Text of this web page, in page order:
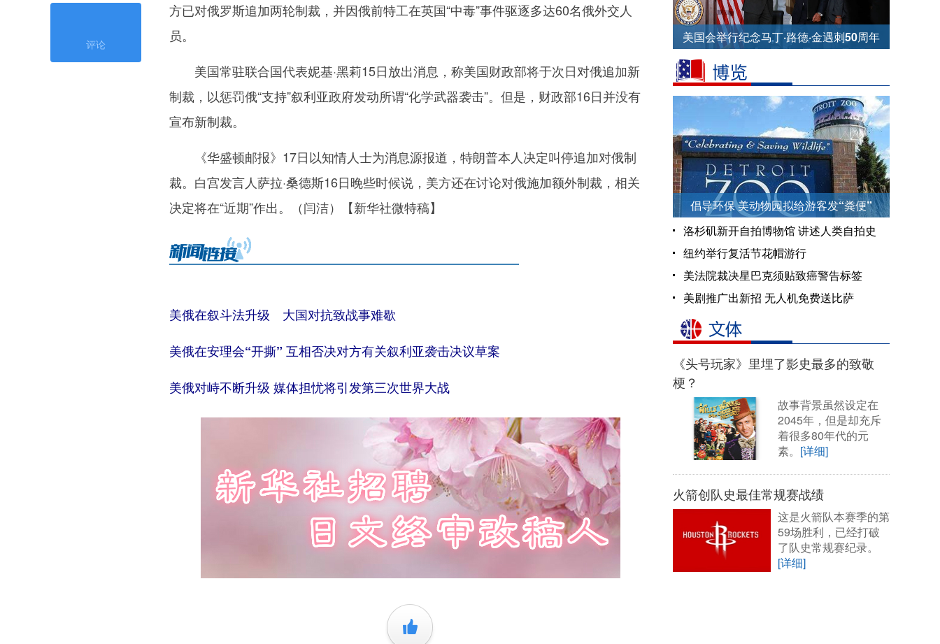
评论
方已对俄罗斯追加两轮制裁，并因俄前特工在英国“中毒”事件驱逐多达60名俄外交人
员。
美国常驻联合国代表妮基·黑莉15日放出消息，称美国财政部将于次日对俄追加新
制裁，以惩罚俄“支持”叙利亚政府发动所谓“化学武器袭击”。但是，财政部16日并没有
宣布新制裁。
《华盛顿邮报》17日以知情人士为消息源报道，特朗普本人决定叫停追加对俄制
裁。白宫发言人萨拉·桑德斯16日晚些时候说，美方还在讨论对俄施加额外制裁，相关
决定将在“近期”作出。（闫洁）【新华社微特稿】
美俄在叙斗法升级 大国对抗致战事难歇
美俄在安理会“开撕” 互相否决对方有关叙利亚袭击决议草案
美俄对峙不断升级 媒体担忧将引发第三次世界大战
+1
美国会举行纪念马丁·路德·金遇刺50周年
倡导环保 美动物园拟给游客发“粪便”
洛杉矶新开自拍博物馆 讲述人类自拍史
纽约举行复活节花帽游行
美法院裁决星巴克须贴致癌警告标签
美剧推广出新招 无人机免费送比萨
《头号玩家》里埋了影史最多的致敬
梗？
故事背景虽然设定在
2045年，但是却充斥
着很多80年代的元
素。 [详细]
火箭创队史最佳常规赛战绩
这是火箭队本赛季的第
59场胜利，已经打破
了队史常规赛纪录。
[详细]